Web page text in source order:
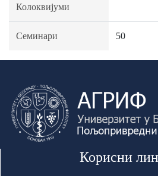
Колоквијуми
Семинари 50
Корисни